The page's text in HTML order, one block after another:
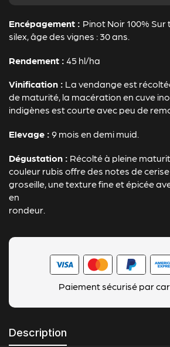
Encépagement : Pinot Noir 100% Sur
silex, âge des vignes : 30 ans.
Rendement :45 hl/ha
Vinification : La vendange est
de maturité, la macération en cuve
indigènes est courte avec peu de
Elevage :9 mois en demi muid.
Dégustation : Récolté à pleine
couleur rubis offre des notes de
groseille, une texture fine et épicée
en
rondeur.
Paiement sécurisé par
Description